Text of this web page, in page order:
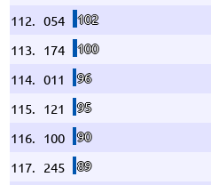
112. 054 102
113. 174 100
114. 011 96
115. 121 95
116. 100 90
117. 245 89